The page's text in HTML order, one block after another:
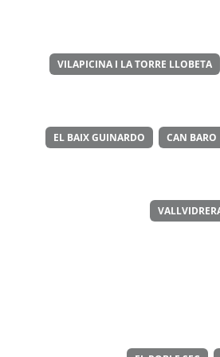
VILAPICINA I LA TORRE LLOBETA
EL BAIX GUINARDO CAN BARO